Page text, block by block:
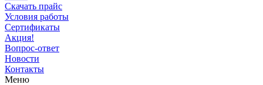
Скачать прайс
Условия работы
Сертификаты
Акция!
Вопрос-ответ
Новости
Контакты
Меню